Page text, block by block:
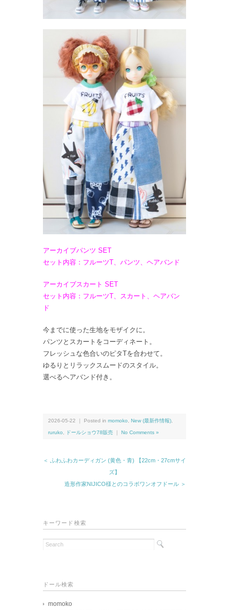
アーカイブパンツ SET
セット内容：フルーツT、パンツ、ヘアバンド
アーカイブスカート SET
セット内容：フルーツT、スカート、ヘアバン
ド
今までに使った生地をモザイクに。
パンツとスカートをコーディネート。
フレッシュな色合いのピタTを合わせて。
ゆるりとリラックスムードのスタイル。
選べるヘアバンド付き。
2026-05-22 ｜ Posted in momoko, New (最新作情報),
ruruko, ドールショウ78販売 No Comments »
＜ ふわふわカーディガン (黄色・青) 【22cm・27cmサイ
ズ】
造形作家NIJICO様とのコラボワンオフドール ＞
キーワード検索
ドール検索
momoko